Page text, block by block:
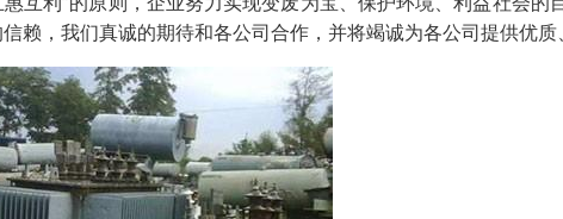
赖，我们真诚的期待和各公司合作，并将竭诚为各公司提供优